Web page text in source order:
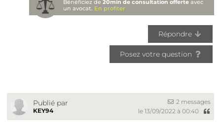
Bénéficiez de20min de consultation offerte avec
un avocat. En profiter
Répondre
Posez votre question
Publié par
KEY94
2 messages
le 13/09/2022 à 00:40